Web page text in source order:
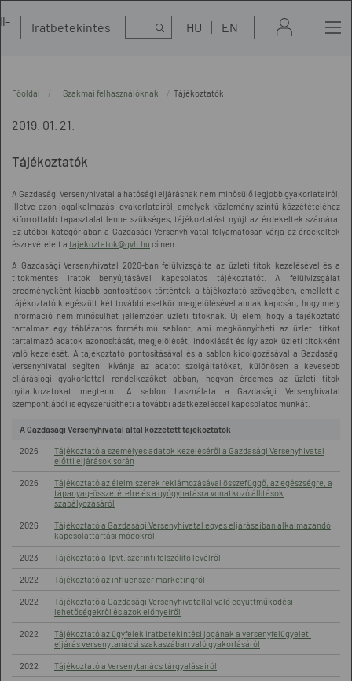
Iratbetekintés Kereső HU EN
Főoldal Szakmai felhasználóknak Tájékoztatók
2019. 01. 21.
Tájékoztatók
A Gazdasági Versenyhivatal a hatósági eljárásnak nem minősülő legjobb gyakorlatairól,
illetve azon jogalkalmazási gyakorlatairól, amelyek közlemény szintű közzétételéhez
kiforrottabb tapasztalat lenne szükséges, tájékoztatást nyújt az érdekeltek számára.
Ez utóbbi kategóriában a Gazdasági Versenyhivatal folyamatosan várja az érdekeltek
észrevételeit a tajekoztatok@gvh.hu címen.
A Gazdasági Versenyhivatal 2020-ban felülvizsgálta az üzleti titok kezelésével és a
titokmentes iratok benyújtásával kapcsolatos tájékoztatót. A felülvizsgálat
eredményeként kisebb pontosítások történtek a tájékoztató szövegében, emellett a
tájékoztató kiegészült két további esetkör megjelölésével annak kapcsán, hogy mely
információ nem minősülhet jellemzően üzleti titoknak. Új elem, hogy a tájékoztató
tartalmaz egy táblázatos formátumú sablont, ami megkönnyítheti az üzleti titkot
tartalmazó adatok azonosítását, megjelölését, indoklását és így azok üzleti titokként
való kezelését. A tájékoztató pontosításával és a sablon kidolgozásával a Gazdasági
Versenyhivatal segíteni kívánja az adatot szolgáltatókat, különösen a kevesebb
eljárásjogi gyakorlattal rendelkezőket abban, hogyan érdemes az üzleti titok
nyilatkozatokat megtenni. A sablon használata a Gazdasági Versenyhivatal
szempontjából is egyszerűsítheti a további adatkezeléssel kapcsolatos munkát.
A Gazdasági Versenyhivatal által közzétett tájékoztatók
2026
Tájékoztató a személyes adatok kezeléséről a Gazdasági Versenyhivatal
előtti eljárások során
2026
Tájékoztató az élelmiszerek reklámozásával összefüggő, az egészségre, a
tápanyag-összetételre és a gyógyhatásra vonatkozó állítások
szabályozásáról
2026
Tájékoztató a Gazdasági Versenyhivatal egyes eljárásaiban alkalmazandó
kapcsolattartási módokról
2023 Tájékoztató a Tpvt. szerinti felszólító levélről
2022 Tájékoztató az influenszer marketingről
2022
Tájékoztató a Gazdasági Versenyhivatallal való együttműködési
lehetőségekről és azok előnyeiről
2022
Tájékoztató az ügyfelek iratbetekintési jogának a versenyfelügyeleti
eljárás versenytanácsi szakaszában való gyakorlásáról
2022 Tájékoztató a Versenytanács tárgyalásairól